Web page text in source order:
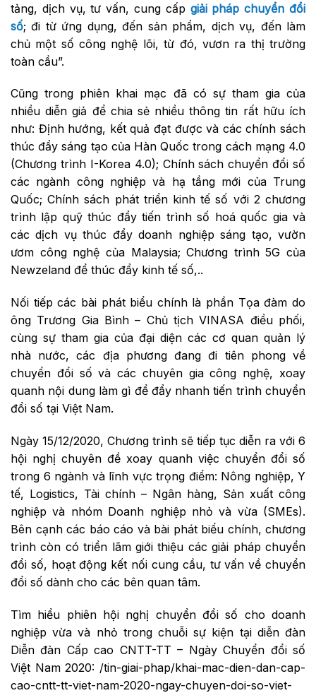
tảng, dịch vụ, tư vấn, cung cấp giải pháp chuyển đổi
số; đi từ ứng dụng, đến sản phẩm, dịch vụ, đến làm
chủ một số công nghệ lõi, từ đó, vươn ra thị trường
toàn cầu”.
Cũng trong phiên khai mạc đã có sự tham gia của
nhiều diễn giả để chia sẻ nhiều thông tin rất hữu ích
như: Định hướng, kết quả đạt được và các chính sách
thúc đẩy sáng tạo của Hàn Quốc trong cách mạng 4.0
(Chương trình I-Korea 4.0); Chính sách chuyển đổi số
các ngành công nghiệp và hạ tầng mới của Trung
Quốc; Chính sách phát triển kinh tế số với 2 chương
trình lập quỹ thúc đẩy tiến trình số hoá quốc gia và
các dịch vụ thúc đẩy doanh nghiệp sáng tạo, vườn
ươm công nghệ của Malaysia; Chương trình 5G của
Newzeland để thúc đẩy kinh tế số,..
Nối tiếp các bài phát biểu chính là phần Tọa đàm do
ông Trương Gia Bình – Chủ tịch VINASA điều phối,
cùng sự tham gia của đại diện các cơ quan quản lý
nhà nước, các địa phương đang đi tiên phong về
chuyển đổi số và các chuyên gia công nghệ, xoay
quanh nội dung làm gì để đẩy nhanh tiến trình chuyển
đổi số tại Việt Nam.
Ngày 15/12/2020, Chương trình sẽ tiếp tục diễn ra với 6
hội nghị chuyên đề xoay quanh việc chuyển đổi số
trong 6 ngành và lĩnh vực trọng điểm: Nông nghiệp, Y
tế, Logistics, Tài chính – Ngân hàng, Sản xuất công
nghiệp và nhóm Doanh nghiệp nhỏ và vừa (SMEs).
Bên cạnh các báo cáo và bài phát biểu chính, chương
trình còn có triển lãm giới thiệu các giải pháp chuyển
đổi số, hoạt động kết nối cung cầu, tư vấn về chuyển
đổi số dành cho các bên quan tâm.
Tìm hiểu phiên hội nghị chuyển đổi số cho doanh
nghiệp vừa và nhỏ trong chuỗi sự kiện tại diễn đàn
Diễn đàn Cấp cao CNTT-TT – Ngày Chuyển đổi số
Việt Nam 2020: /tin-giai-phap/khai-mac-dien-dan-cap-
cao-cntt-tt-viet-nam-2020-ngay-chuyen-doi-so-viet-